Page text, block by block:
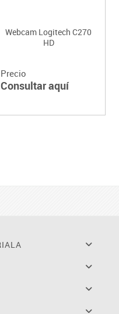
Webcam Logitech C270
HD
Precio
Consultar aquí